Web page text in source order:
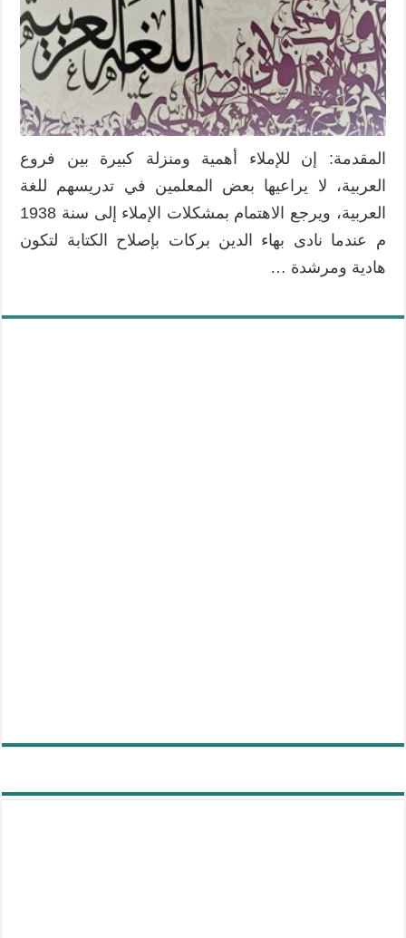
المقدمة: إن للإملاء أهمية ومنزلة كبيرة بين فروع
العربية، لا يراعيها بعض المعلمين في تدريسهم للغة
العربية، ويرجع الاهتمام بمشكلات الإملاء إلى سنة 1938
م عندما نادى بهاء الدين بركات بإصلاح الكتابة لتكون
هادية ومرشدة …